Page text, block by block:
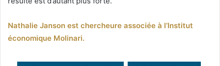
Nathalie Janson est chercheure associée à l’Institut
économique Molinari.